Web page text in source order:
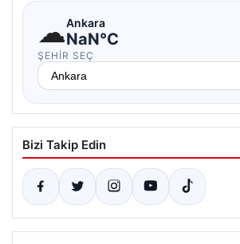
☁Ankara
NaN°C
ŞEHIR SEÇ
Bizi Takip Edin